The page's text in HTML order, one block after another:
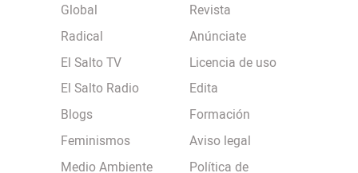
Global
Radical
El Salto TV
El Salto Radio
Blogs
Feminismos
Medio Ambiente
Revista
Anúnciate
Licencia de uso
Edita
Formación
Aviso legal
Política de